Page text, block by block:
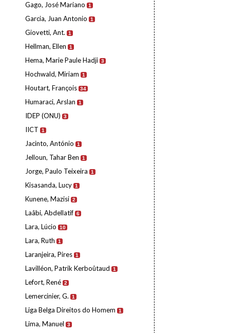
Gago, José Mariano 1
Garcia, Juan Antonio 1
Giovetti, Ant. 1
Hellman, Ellen 1
Hema, Marie Paule Hadji 3
Hochwald, Miriam 1
Houtart, François 34
Humaraci, Arslan 1
IDEP (ONU) 3
IICT 1
Jacinto, António 1
Jelloun, Tahar Ben 1
Jorge, Paulo Teixeira 1
Kisasanda, Lucy 1
Kunene, Mazisi 2
Laâbi, Abdellatif 6
Lara, Lúcio 10
Lara, Ruth 1
Laranjeira, Pires 1
Lavilléon, Patrik Kerboûtaud 1
Lefort, René 2
Lemercinier, G. 1
Liga Belga Direitos do Homem 1
Lima, Manuel 3